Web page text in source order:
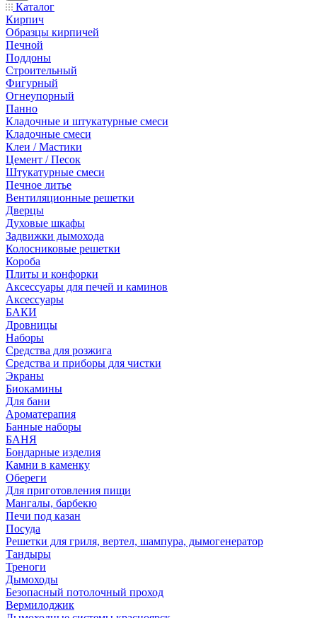
Каталог
Кирпич
Образцы кирпичей
Печной
Поддоны
Строительный
Фигурный
Огнеупорный
Панно
Кладочные и штукатурные смеси
Кладочные смеси
Клеи / Мастики
Цемент / Песок
Штукатурные смеси
Печное литье
Вентиляционные решетки
Дверцы
Духовые шкафы
Задвижки дымохода
Колосниковые решетки
Короба
Плиты и конфорки
Аксессуары для печей и каминов
Аксессуары
БАКИ
Дровницы
Наборы
Средства для розжига
Средства и приборы для чистки
Экраны
Биокамины
Для бани
Ароматерапия
Банные наборы
БАНЯ
Бондарные изделия
Камни в каменку
Обереги
Для приготовления пищи
Мангалы, барбекю
Печи под казан
Посуда
Решетки для гриля, вертел, шампура, дымогенератор
Тандыры
Треноги
Дымоходы
Безопасный потолочный проход
Вермилоджик